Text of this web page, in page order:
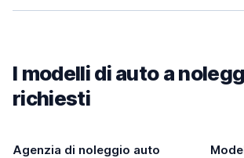
I modelli di auto a
richiesti
Agenzia di noleggio auto